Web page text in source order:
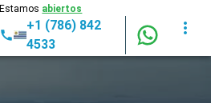
Estamos abiertos
+1 (786) 842
4533